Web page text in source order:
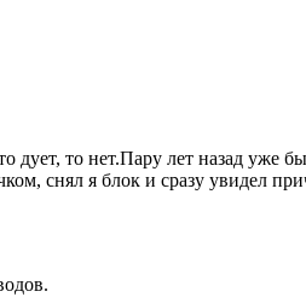
дует, то нет.Пару лет назад уже
снял я блок и сразу увидел